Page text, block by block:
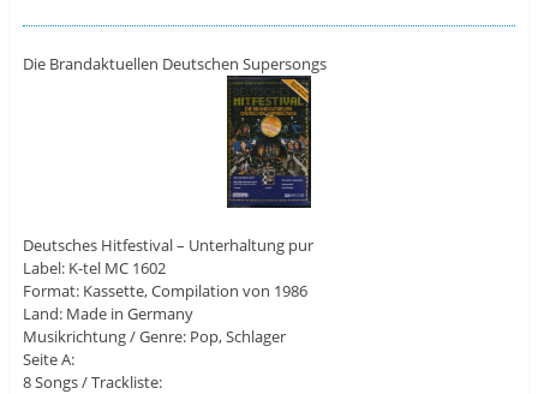
Die Brandaktuellen Deutschen Supersongs
Deutsches Hitfestival – Unterhaltung pur
Label: K-tel MC 1602
Format: Kassette, Compilation von 1986
Land: Made in Germany
Musikrichtung / Genre: Pop, Schlager
Seite A:
8 Songs / Trackliste: